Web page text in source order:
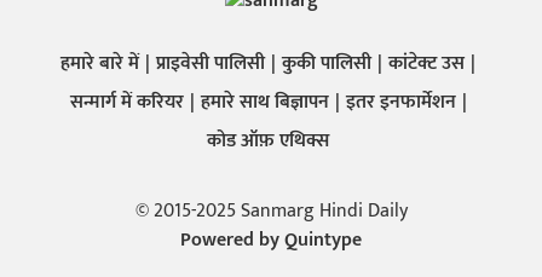
हमारे बारे में प्राइवेसी पालिसी कुकी पालिसी कांटेक्ट उस
सन्मार्ग में करियर हमारे साथ बिज्ञापन इतर इनफार्मेशन
कोड ऑफ़ एथिक्स
© 2015-2025 Sanmarg Hindi Daily
Powered byQuintype